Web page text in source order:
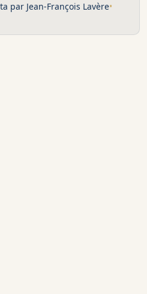
par Jean-François Lavère•